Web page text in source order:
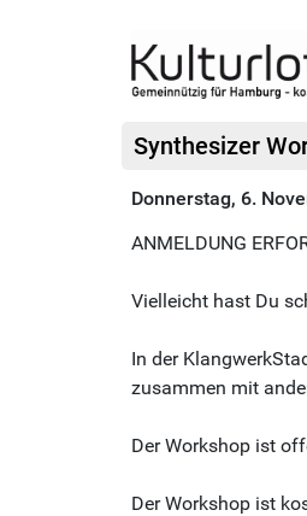
Synthesizer
Donnerstag, 6.
ANMELDUNG
Vielleicht hast Du
In der
zusammen mit
Der Workshop ist
Der Workshop ist